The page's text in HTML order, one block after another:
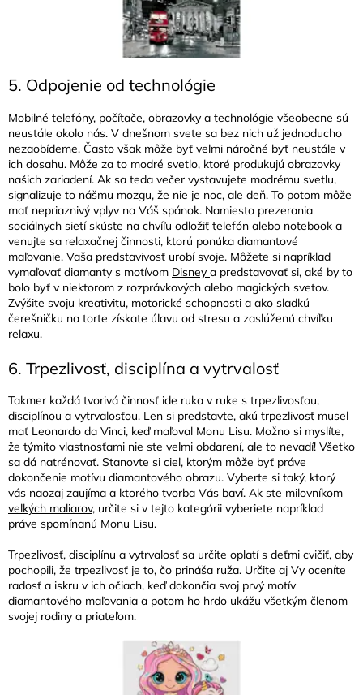
5. Odpojenie od technológie
Mobilné telefóny, počítače, obrazovky a technológie všeobecne sú
neustále okolo nás. V dnešnom svete sa bez nich už jednoducho
nezaobídeme. Často však môže byť veľmi náročné byť neustále v
ich dosahu. Môže za to modré svetlo, ktoré produkujú obrazovky
našich zariadení. Ak sa teda večer vystavujete modrému svetlu,
signalizuje to nášmu mozgu, že nie je noc, ale deň. To potom môže
mať nepriaznivý vplyv na Váš spánok. Namiesto prezerania
sociálnych sietí skúste na chvíľu odložiť telefón alebo notebook a
venujte sa relaxačnej činnosti, ktorú ponúka diamantové
maľovanie. Vaša predstavivosť urobí svoje. Môžete si napríklad
vymaľovať diamanty s motívom Disney a predstavovať si, aké by to
bolo byť v niektorom z rozprávkových alebo magických svetov.
Zvýšite svoju kreativitu, motorické schopnosti a ako sladkú
čerešničku na torte získate úľavu od stresu a zaslúženú chvíľku
relaxu.
6. Trpezlivosť, disciplína a vytrvalosť
Takmer každá tvorivá činnosť ide ruka v ruke s trpezlivosťou,
disciplínou a vytrvalosťou. Len si predstavte, akú trpezlivosť musel
mať Leonardo da Vinci, keď maľoval Monu Lisu. Možno si myslíte,
že týmito vlastnosťami nie ste veľmi obdarení, ale to nevadí! Všetko
sa dá natrénovať. Stanovte si cieľ, ktorým môže byť práve
dokončenie motívu diamantového obrazu. Vyberte si taký, ktorý
vás naozaj zaujíma a ktorého tvorba Vás baví. Ak ste milovníkom
veľkých maliarov, určite si v tejto kategórii vyberiete napríklad
práve spomínanú Monu Lisu.
Trpezlivosť, disciplínu a vytrvalosť sa určite oplatí s deťmi cvičiť, aby
pochopili, že trpezlivosť je to, čo prináša ruža. Určite aj Vy oceníte
radosť a iskru v ich očiach, keď dokončia svoj prvý motív
diamantového maľovania a potom ho hrdo ukážu všetkým členom
svojej rodiny a priateľom.